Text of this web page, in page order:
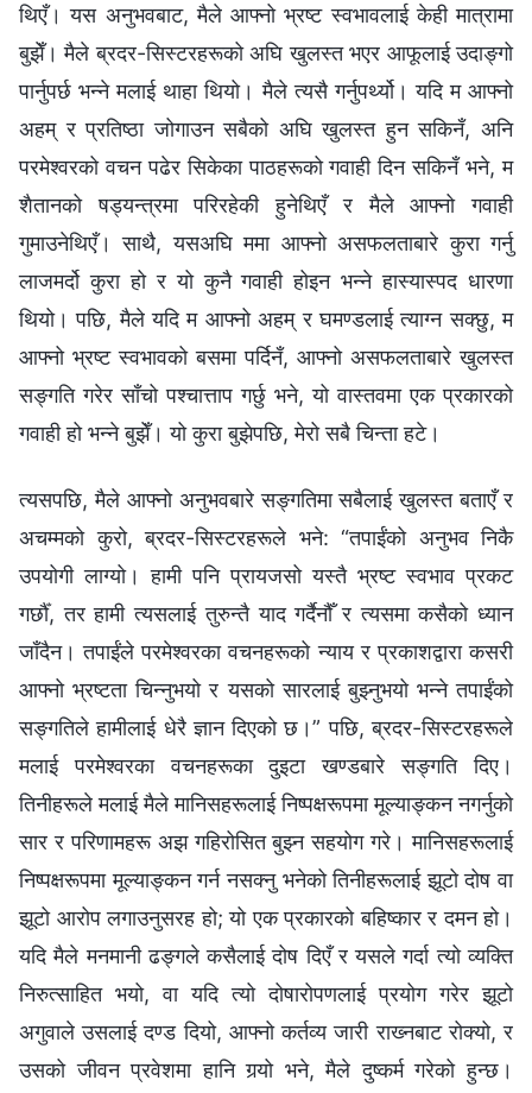
थिएँ। यस अनुभवबाट, मैले आफ्‍नो भ्रष्ट स्वभावलाई केही मात्रामा
बुझेँ। मैले ब्रदर-सिस्टरहरूको अघि खुलस्त भएर आफूलाई उदाङ्गो
पार्नुपर्छ भन्‍ने मलाई थाहा थियो। मैले त्यसै गर्नुपर्थ्यो। यदि म आफ्‍नो
अहम्‌ र प्रतिष्ठा जोगाउन सबैको अघि खुलस्त हुन सकिनँ, अनि
परमेश्‍वरको वचन पढेर सिकेका पाठहरूको गवाही दिन सकिनँ भने, म
शैतानको षड्यन्त्रमा परिरहेकी हुनेथिएँ र मैले आफ्‍नो गवाही
गुमाउनेथिएँ। साथै, यसअघि ममा आफ्‍नो असफलताबारे कुरा गर्नु
लाजमर्दो कुरा हो र यो कुनै गवाही होइन भन्ने हास्यास्पद धारणा
थियो। पछि, मैले यदि म आफ्‍नो अहम्‌ र घमण्डलाई त्याग्‍न सक्छु, म
आफ्‍नो भ्रष्ट स्वभावको बसमा पर्दिनँ, आफ्‍नो असफलताबारे खुलस्त
सङ्गति गरेर साँचो पश्‍चात्ताप गर्छु भने, यो वास्तवमा एक प्रकारको
गवाही हो भन्ने बुझेँ। यो कुरा बुझेपछि, मेरो सबै चिन्ता हटे।
त्यसपछि, मैले आफ्‍नो अनुभवबारे सङ्गतिमा सबैलाई खुलस्त बताएँ र
अचम्‍मको कुरो, ब्रदर-सिस्टरहरूले भने: “तपाईंको अनुभव निकै
उपयोगी लाग्यो। हामी पनि प्रायजसो यस्तै भ्रष्ट स्वभाव प्रकट
गर्छौँ, तर हामी त्यसलाई तुरुन्तै याद गर्दैनौँ र त्यसमा कसैको ध्यान
जाँदैन। तपाईंले परमेश्‍वरका वचनहरूको न्याय र प्रकाशद्वारा कसरी
आफ्‍नो भ्रष्टता चिन्‍नुभयो र यसको सारलाई बुझ्‍नुभयो भन्‍ने तपाईंको
सङ्गतिले हामीलाई धेरै ज्ञान दिएको छ।” पछि, ब्रदर-सिस्टरहरूले
मलाई परमेश्‍वरका वचनहरूका दुइटा खण्डबारे सङ्गति दिए।
तिनीहरूले मलाई मैले मानिसहरूलाई निष्‍पक्षरूपमा मूल्याङ्कन नगर्नुको
सार र परिणामहरू अझ गहिरोसित बुझ्‍न सहयोग गरे। मानिसहरूलाई
निष्पक्षरूपमा मूल्याङ्कन गर्न नसक्‍नु भनेको तिनीहरूलाई झूटो दोष वा
झूटो आरोप लगाउनुसरह हो; यो एक प्रकारको बहिष्कार र दमन हो।
यदि मैले मनमानी ढङ्गले कसैलाई दोष दिएँ र यसले गर्दा त्यो व्यक्ति
निरुत्साहित भयो, वा यदि त्यो दोषारोपणलाई प्रयोग गरेर झूटो
अगुवाले उसलाई दण्ड दियो, आफ्‍नो कर्तव्य जारी राख्‍नबाट रोक्यो, र
उसको जीवन प्रवेशमा हानि गर्‍यो भने, मैले दुष्कर्म गरेको हुन्छ।